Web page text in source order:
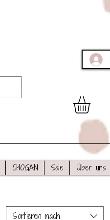
CHOGAN Sale Über uns
Sortieren nach